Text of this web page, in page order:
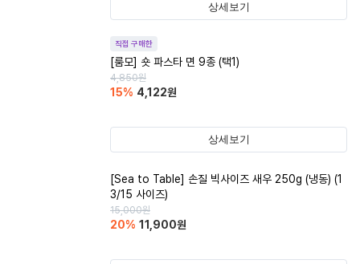
상세보기
직접 구매한
[룸모] 숏 파스타 면 9종 (택1)
4,850원
15% 4,122원
상세보기
[Sea to Table] 손질 빅사이즈 새우 250g (냉동) (1
3/15 사이즈)
15,000원
20% 11,900원